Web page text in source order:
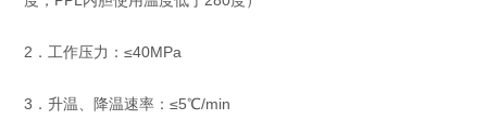
2．工作压力：≤40MPa
3．升温、降温速率：≤5℃/min